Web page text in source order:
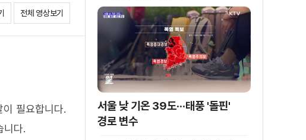
전체 영상보기
필요합니다.
니다.
서울 낮 기온 39도···태풍 '돌핀'
경로 변수